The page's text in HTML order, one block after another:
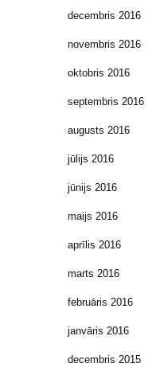
decembris 2016
novembris 2016
oktobris 2016
septembris 2016
augusts 2016
jūlijs 2016
jūnijs 2016
maijs 2016
aprīlis 2016
marts 2016
februāris 2016
janvāris 2016
decembris 2015